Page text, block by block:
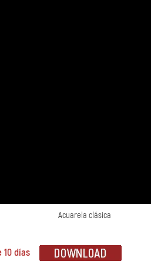
Acuarela clásica
10 días